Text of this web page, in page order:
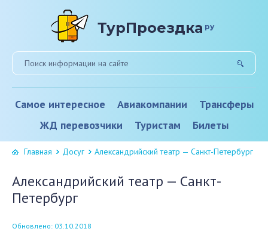
ТурПроездка ру
Самое интересное Авиакомпании
Трансферы
ЖД перевозчики
Туристам Билеты
Главная Досуг Александрийский театр — Санкт-Петербург
Александрийский театр — Санкт-
Петербург
Обновлено: 03.10.2018